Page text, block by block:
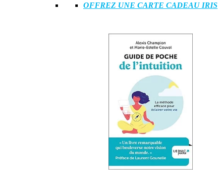
OFFREZ UNE CARTE CADEAU IRIS